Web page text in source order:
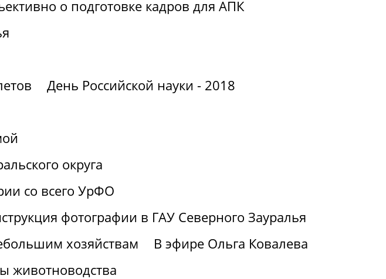
о подготовке кадров для АПК
День Российской науки - 2018
округа
со всего УрФО
фотографии в ГАУ Северного Зауралья
хозяйствам
В эфире Ольга Ковалева
животноводства